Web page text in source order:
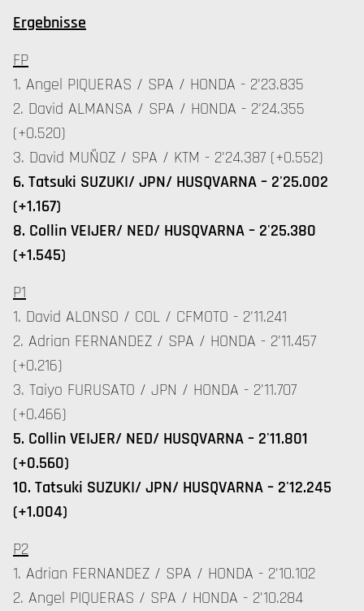
Ergebnisse
FP
1. Angel PIQUERAS / SPA / HONDA - 2'23.835
2. David ALMANSA / SPA / HONDA - 2'24.355
(+0.520)
3. David MUÑOZ / SPA / KTM - 2'24.387 (+0.552)
6. Tatsuki SUZUKI/ JPN/ HUSQVARNA – 2'25.002
(+1.167)
8. Collin VEIJER/ NED/ HUSQVARNA – 2'25.380
(+1.545)
P1
1. David ALONSO / COL / CFMOTO - 2'11.241
2. Adrian FERNANDEZ / SPA / HONDA - 2'11.457
(+0.216)
3. Taiyo FURUSATO / JPN / HONDA - 2'11.707
(+0.466)
5. Collin VEIJER/ NED/ HUSQVARNA – 2'11.801
(+0.560)
10. Tatsuki SUZUKI/ JPN/ HUSQVARNA – 2'12.245
(+1.004)
P2
1. Adrian FERNANDEZ / SPA / HONDA - 2'10.102
2. Angel PIQUERAS / SPA / HONDA - 2'10.284